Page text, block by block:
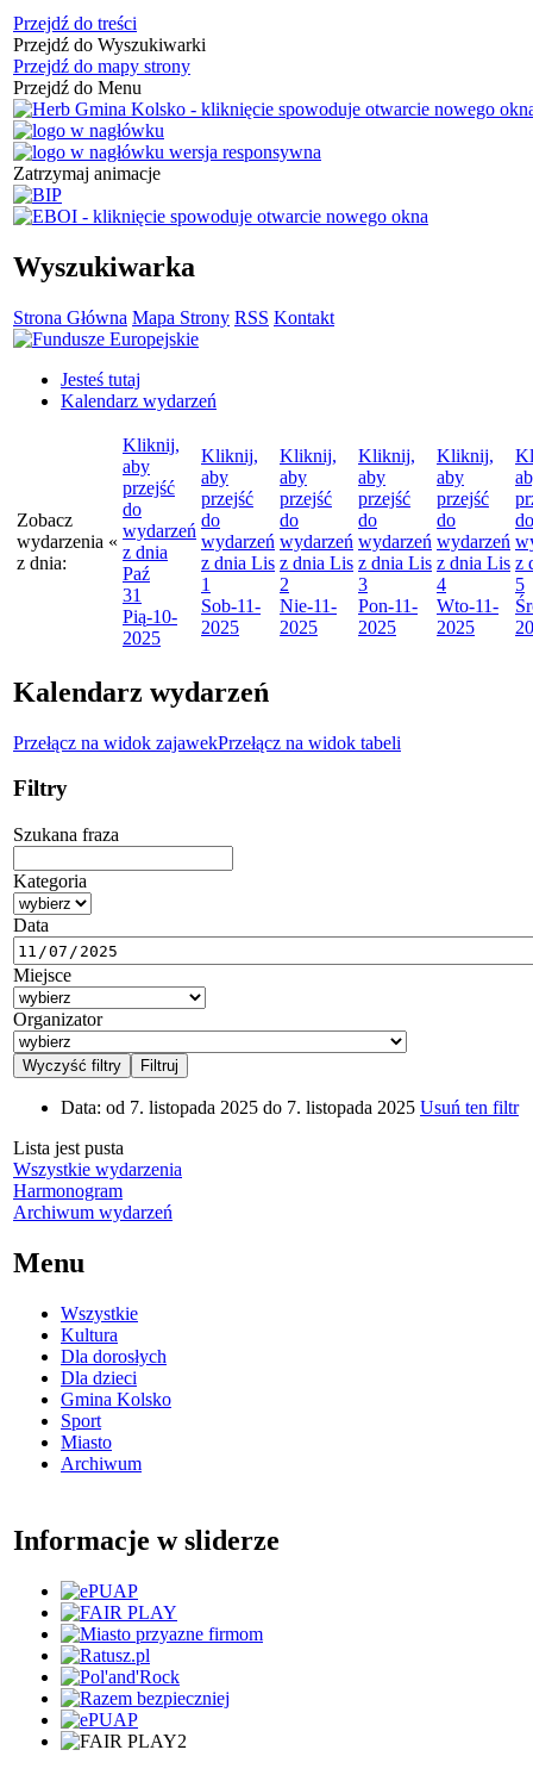
Przejdź do treści
Przejdź do Wyszukiwarki
Przejdź do mapy strony
Przejdź do Menu
Zatrzymaj animacje
Wyszukiwarka
Strona Główna Mapa Strony RSS Kontakt
Jesteś tutaj
Kalendarz wydarzeń
Zobacz
wydarzenia
z dnia:
«
Kliknij,
aby
przejść
do
wydarzeń
z dnia
Paź
31
Pią-10-
2025
Kliknij,
aby
przejść
do
wydarzeń
z dnia Lis
1
Sob-11-
2025
Kliknij,
aby
przejść
do
wydarzeń
z dnia Lis
2
Nie-11-
2025
Kliknij,
aby
przejść
do
wydarzeń
z dnia Lis
3
Pon-11-
2025
Kliknij,
aby
przejść
do
wydarzeń
z dnia Lis
4
Wto-11-
2025
do
z
5
Kalendarz wydarzeń
Przełącz na widok zajawekPrzełącz na widok tabeli
Filtry
Szukana fraza
Kategoria
Data
Miejsce
Organizator
Data: od 7. listopada 2025 do 7. listopada 2025 Usuń ten filtr
Lista jest pusta
Wszystkie wydarzenia
Harmonogram
Archiwum wydarzeń
Menu
Wszystkie
Kultura
Dla dorosłych
Dla dzieci
Gmina Kolsko
Sport
Miasto
Archiwum
Informacje w sliderze